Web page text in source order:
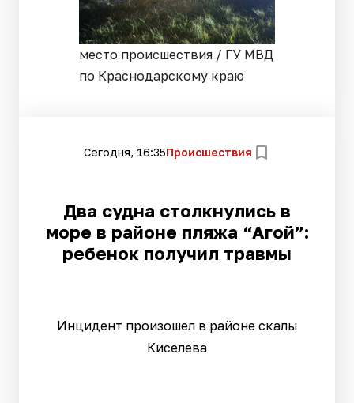
место происшествия / ГУ МВД
по Краснодарскому краю
Сегодня, 16:35Происшествия
Два судна столкнулись в
море в районе пляжа “Агой”:
ребенок получил травмы
Инцидент произошел в районе скалы
Киселева